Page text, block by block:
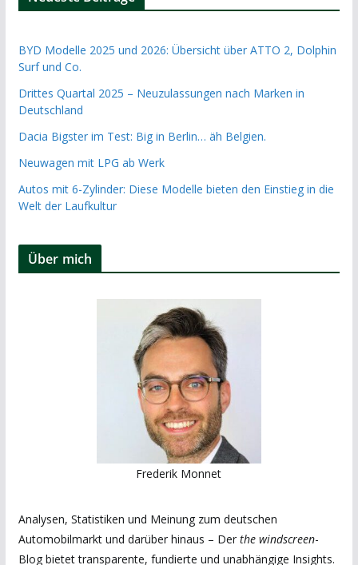
BYD Modelle 2025 und 2026: Übersicht über ATTO 2, Dolphin
Surf und Co.
Drittes Quartal 2025 – Neuzulassungen nach Marken in
Deutschland
Dacia Bigster im Test: Big in Berlin… äh Belgien.
Neuwagen mit LPG ab Werk
Autos mit 6-Zylinder: Diese Modelle bieten den Einstieg in die
Welt der Laufkultur
Über mich
Frederik Monnet
Analysen, Statistiken und Meinung zum deutschen
Automobilmarkt und darüber hinaus – Der the windscreen-
Blog bietet transparente, fundierte und unabhängige Insights.